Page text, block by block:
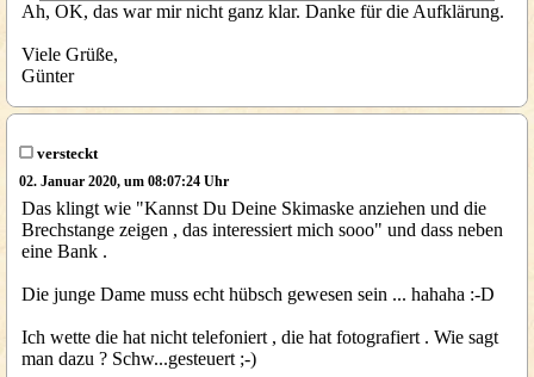
Ah, OK, das war mir nicht ganz klar. Danke für die Aufklärung.
Viele Grüße,
Günter
versteckt
02. Januar 2020, um 08:07:24 Uhr
Das klingt wie "Kannst Du Deine Skimaske anziehen und die
Brechstange zeigen , das interessiert mich sooo" und dass neben
eine Bank .
Die junge Dame muss echt hübsch gewesen sein ... hahaha :-D
Ich wette die hat nicht telefoniert , die hat fotografiert . Wie sagt
man dazu ? Schw...gesteuert ;-)